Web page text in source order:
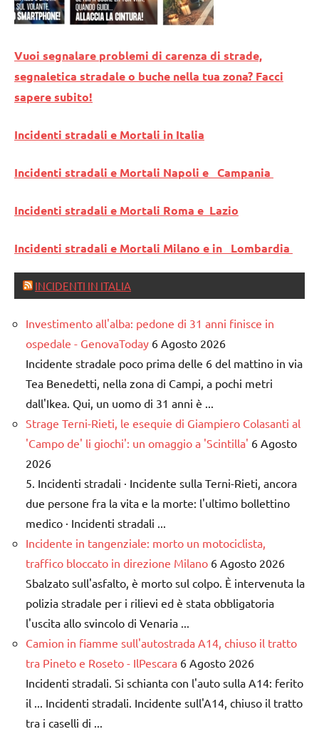
Vuoi segnalare problemi di carenza di strade,
segnaletica stradale o buche nella tua zona? Facci
sapere subito!
Incidenti stradali e Mortali in Italia
Incidenti stradali e Mortali Napoli e Campania
Incidenti stradali e Mortali Roma e Lazio
Incidenti stradali e Mortali Milano e in Lombardia
INCIDENTI IN ITALIA
Investimento all'alba: pedone di 31 anni finisce in
ospedale - GenovaToday 6 Agosto 2026
Incidente stradale poco prima delle 6 del mattino in via
Tea Benedetti, nella zona di Campi, a pochi metri
dall'Ikea. Qui, un uomo di 31 anni è ...
Strage Terni-Rieti, le esequie di Giampiero Colasanti al
'Campo de' li giochi': un omaggio a 'Scintilla' 6 Agosto
2026
5. Incidenti stradali · Incidente sulla Terni-Rieti, ancora
due persone fra la vita e la morte: l'ultimo bollettino
medico · Incidenti stradali ...
Incidente in tangenziale: morto un motociclista,
traffico bloccato in direzione Milano 6 Agosto 2026
Sbalzato sull'asfalto, è morto sul colpo. È intervenuta la
polizia stradale per i rilievi ed è stata obbligatoria
l'uscita allo svincolo di Venaria ...
Camion in fiamme sull'autostrada A14, chiuso il tratto
tra Pineto e Roseto - IlPescara 6 Agosto 2026
Incidenti stradali. Si schianta con l'auto sulla A14: ferito
il ... Incidenti stradali. Incidente sull'A14, chiuso il tratto
tra i caselli di ...